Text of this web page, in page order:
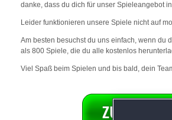
danke, dass du dich für unser Spieleangebot
Leider funktionieren unsere Spiele nicht auf
Am besten besuchst du uns einfach, wenn du
als 800 Spiele, die du alle kostenlos
Viel Spaß beim Spielen und bis bald, dein